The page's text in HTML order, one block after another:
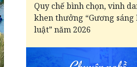
Quy chế bình chọn, vinh
khen thưởng “Gương sáng
luật” năm 2026